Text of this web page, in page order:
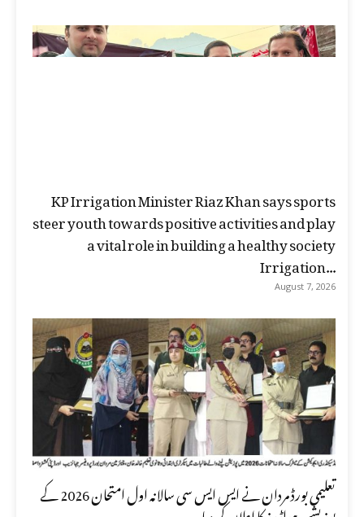
KP Irrigation Minister Riaz Khan says sports
steer youth towards positive activities and play
a vital role in building a healthy society
Irrigation...
August 7, 2026
تعلیمی بورڈ مردان نے ایس ایس سی سالانہ اول امتحان 2026 کے